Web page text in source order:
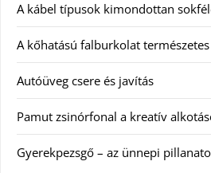
A kábel típusok kimondottan
A kőhatású falburkolat
Autóüveg csere és javítás
Pamut zsinórfonal a kreatív
Gyerekpezsgő – az ünnepi